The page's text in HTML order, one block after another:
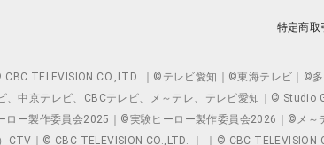
特定商取
TELEVISION CO.,LTD. ｜©テレビ愛知｜©東海テレビ｜
、中京テレビ、CBCテレビ、メ～テレ、テレビ愛知｜©
ー製作委員会2025｜©実験ヒーロー製作委員会2026｜©メ～
CTV｜© CBC TELEVISION CO.,LTD. ｜ ｜© CBC